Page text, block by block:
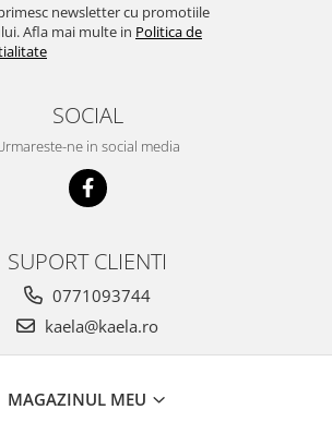
newsletter cu promotiile
Afla mai multe in Politica de
SOCIAL
ne in social media
SUPORT CLIENTI
0771093744
kaela@kaela.ro
MAGAZINUL MEU